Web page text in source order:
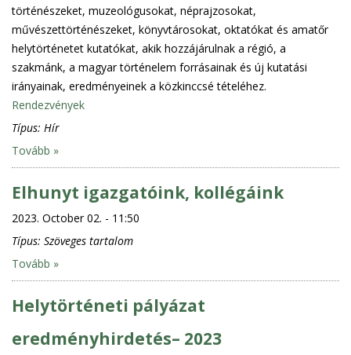
történészeket, muzeológusokat, néprajzosokat,
művészettörténészeket, könyvtárosokat, oktatókat és amatőr
helytörténetet kutatókat, akik hozzájárulnak a régió, a
szakmánk, a magyar történelem forrásainak és új kutatási
irányainak, eredményeinek a közkinccsé tételéhez.
Rendezvények
Típus: Hír
Tovább »
Elhunyt igazgatóink, kollégáink
2023. October 02. - 11:50
Típus: Szöveges tartalom
Tovább »
Helytörténeti pályázat
eredményhirdetés– 2023